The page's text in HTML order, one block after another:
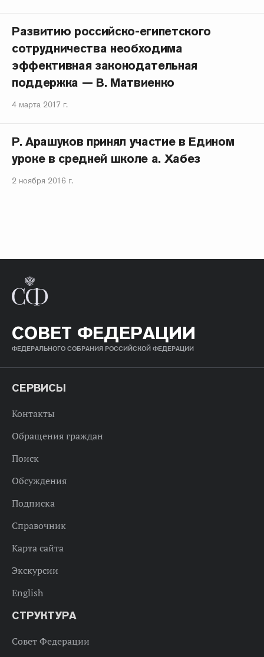
Развитию российско-египетского
сотрудничества необходима
эффективная законодательная
поддержка — В. Матвиенко
4 марта 2017 г.
Р. Арашуков принял участие в Едином
уроке в средней школе а. Хабез
2 ноября 2016 г.
СОВЕТ ФЕДЕРАЦИИ
ФЕДЕРАЛЬНОГО СОБРАНИЯ РОССИЙСКОЙ ФЕДЕРАЦИИ
СЕРВИСЫ
Контакты
Обращения граждан
Поиск
Обсуждения
Подписка
Справочник
Карта сайта
Экскурсии
English
СТРУКТУРА
Совет Федерации